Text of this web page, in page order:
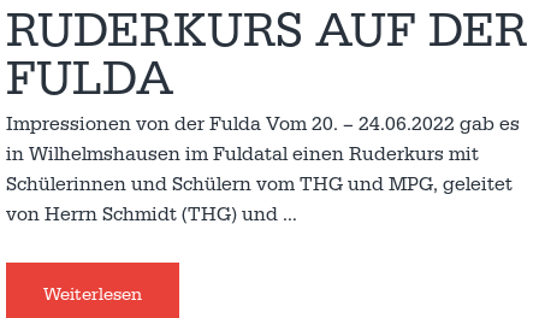
RUDERKURS AUF DER
FULDA
Impressionen von der Fulda Vom 20. – 24.06.2022 gab es
in Wilhelmshausen im Fuldatal einen Ruderkurs mit
Schülerinnen und Schülern vom THG und MPG, geleitet
von Herrn Schmidt (THG) und …
Weiterlesen